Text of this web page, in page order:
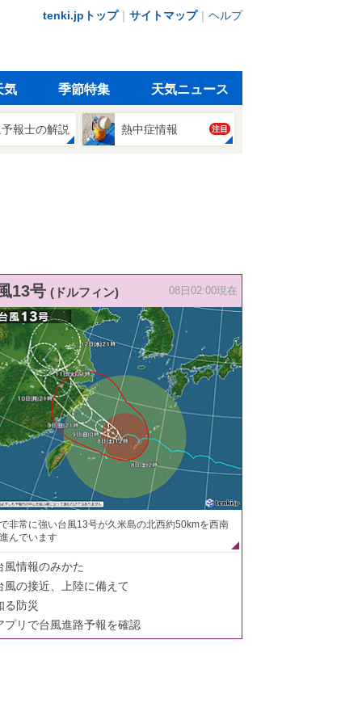
tenki.jpトップ｜ サイトマップ｜ ヘルプ
気 季節特集 天気ニュース
報士の解説 熱中症情報 注目
13号 (ドルフィン) 08日02:00現在
非常に強い台風13号が久米島の北西約50kmを西南
んでいます
風情報のみかた
風の接近、上陸に備えて
る防災
プリで台風進路予報を確認